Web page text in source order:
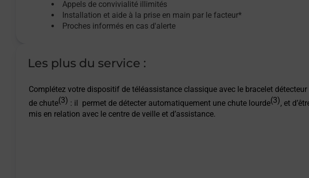
Appels de convivialité illimités
Installation et aide à la prise en main par le facteur*
Proches informés en cas d'alerte
Les plus du service :
Complétez votre dispositif de téléassistance classique avec le bracelet détecteur
de chute(3) : il permet de détecter automatiquement une chute lourde(3), et
mis en relation avec le centre de veille et d’assistance.